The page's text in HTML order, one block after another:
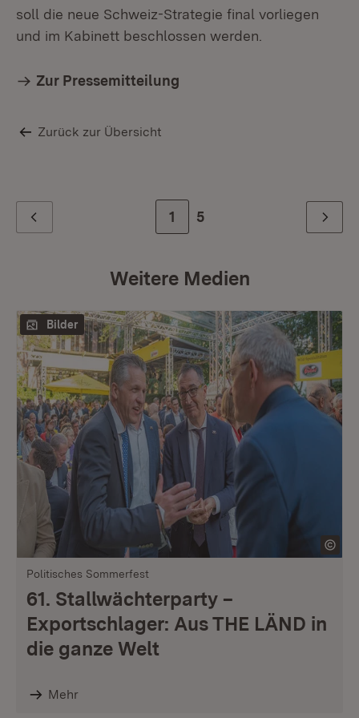
soll die neue Schweiz-Strategie final vorliegen
und im Kabinett beschlossen werden.
Zur Pressemitteilung
Zurück zur Übersicht
Zur Seite
1 Zur letzten Seite
5 Weiter
Weitere Medien
Bilder
Politisches Sommerfest
61. Stallwächterparty –
Exportschlager: Aus THE LÄND in
die ganze Welt
Mehr